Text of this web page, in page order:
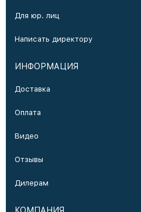
Для юр. лиц
Написать директору
ИНФОРМАЦИЯ
Доставка
Оплата
Видео
Отзывы
Дилерам